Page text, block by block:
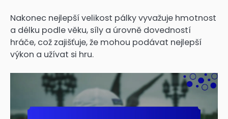
Nakonec nejlepší velikost pálky vyvažuje hmotnost
a délku podle věku, síly a úrovně dovedností
hráče, což zajišťuje, že mohou podávat nejlepší
výkon a užívat si hru.